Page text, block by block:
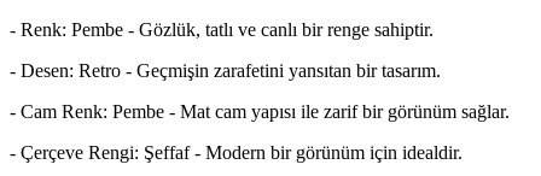
- Renk: Pembe - Gözlük, tatlı ve canlı bir renge sahiptir.
- Desen: Retro - Geçmişin zarafetini yansıtan bir tasarım.
- Cam Renk: Pembe - Mat cam yapısı ile zarif bir görünüm sağlar.
- Çerçeve Rengi: Şeffaf - Modern bir görünüm için idealdir.